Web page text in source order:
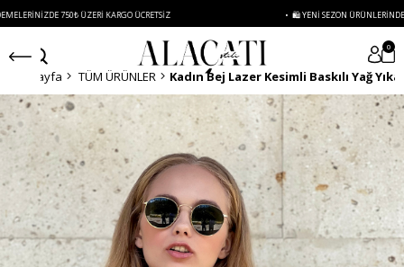
750₺ ÜZERI KARGO ÜCRETSIZ • 🛍️ YENI SEZON ÜRÜNLERINDE 2
0
Anasayfa TÜM ÜRÜNLER